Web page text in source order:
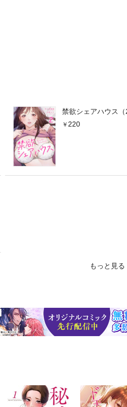
禁欲シェアハウス（2
220
もっと見る